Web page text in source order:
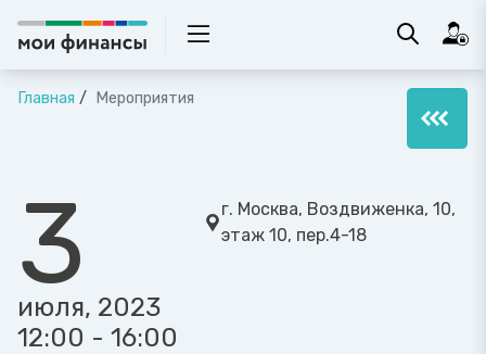
Главная Мероприятия
3
июля, 2023
12:00 - 16:00
г. Москва, Воздвиженка, 10,
этаж 10, пер.4-18